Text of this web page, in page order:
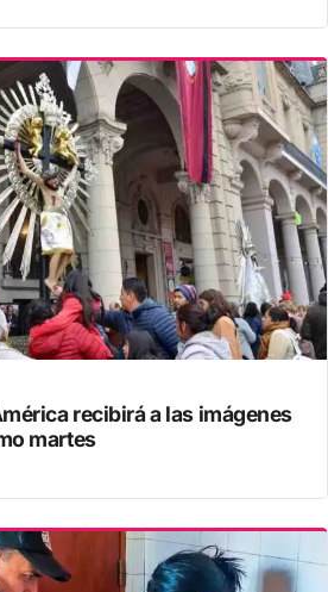
recibirá a las imágenes
martes